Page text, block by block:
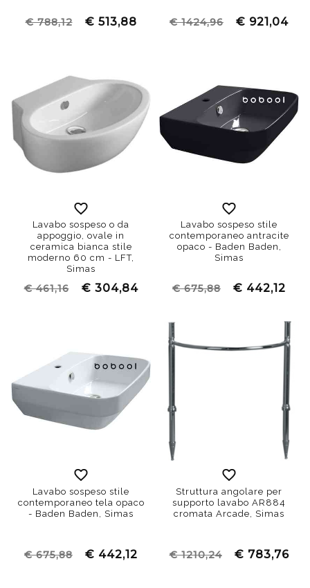
€ 788,12 € 513,88 € 1424,96 € 921,04
Lavabo sospeso o da
appoggio, ovale in
ceramica bianca stile
moderno 60 cm - LFT,
Simas
€ 461,16 € 304,84
Lavabo sospeso stile
contemporaneo antracite
opaco - Baden Baden,
Simas
€ 675,88 € 442,12
Lavabo sospeso stile
contemporaneo tela opaco
- Baden Baden, Simas
€ 675,88 € 442,12
Struttura angolare per
supporto lavabo AR884
cromata Arcade, Simas
€ 1210,24 € 783,76